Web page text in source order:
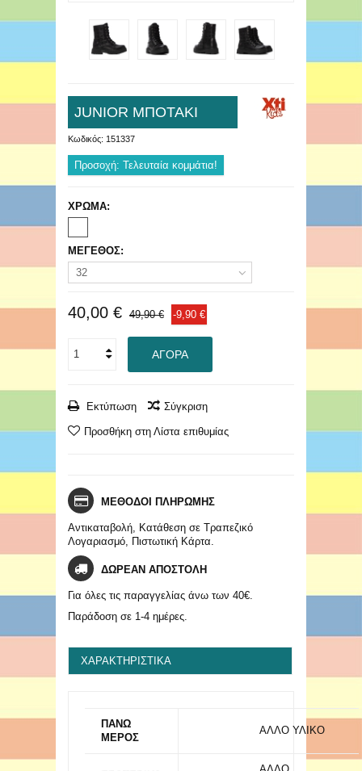
JUNIOR ΜΠΟΤΑΚΙ
Κωδικός: 151337
Προσοχή: Τελευταία κομμάτια!
ΧΡΩΜΑ:
ΜΕΓΕΘΟΣ:
32
40,00 € 49,90 € -9,90 €
ΑΓΟΡΆ
Εκτύπωση Σύγκριση
Προσθήκη στη Λίστα επιθυμίας
ΜΕΘΟΔΟΙ ΠΛΗΡΩΜΗΣ
Αντικαταβολή, Κατάθεση σε Τραπεζικό
Λογαριασμό, Πιστωτική Κάρτα.
ΔΩΡΕΑΝ ΑΠΟΣΤΟΛΗ
Για όλες τις παραγγελίας άνω των 40€.
Παράδοση σε 1-4 ημέρες.
ΧΑΡΑΚΤΗΡΙΣΤΙΚΆ
ΠΑΝΩ
ΜΕΡΟΣ
ΑΛΛΟ ΥΛΙΚΟ